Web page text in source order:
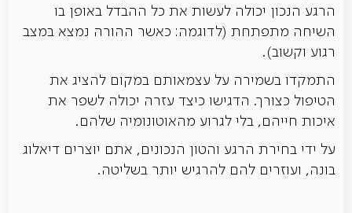
הרגע הנכון יכולה לעשות את כל ההבדל באופן בו
השיחה מתפתחת (לדוגמה: כאשר ההורה נמצא במצב
רגוע וקשוב).
התמקדו בשמירה על עצמאותם במקום להציג את
הטיפול כצורך. הדגישו כיצד עזרה יכולה לשפר את
איכות חייהם, בלי לגרוע מהאוטונומיה שלהם.
על ידי בחירת הרגע והטון הנכונים, אתם יוצרים דיאלוג
בונה, ועוזרים להם להרגיש יותר בשליטה.